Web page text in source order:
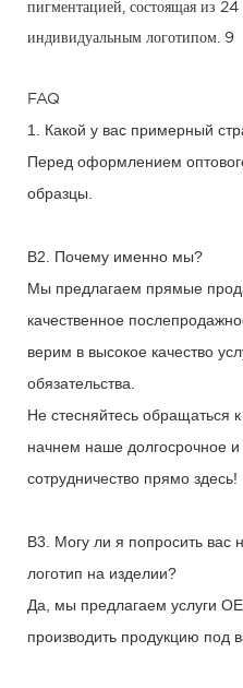
FAQ
1. Какой у вас примерный
Перед оформлением
образцы.
В2. Почему именно мы?
Мы предлагаем прямые
качественное
верим в высокое качество
обязательства.
Не стесняйтесь
начнем наше долгосрочное
сотрудничество прямо здесь!
В3. Могу ли я попросить вас
логотип на изделии?
Да, мы предлагаем услуги
производить продукцию под